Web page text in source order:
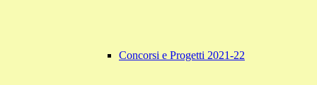
Concorsi e Progetti 2021-22